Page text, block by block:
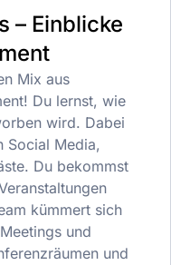
– Einblicke
Mix aus
Du lernst, wie
wird. Dabei
Social Media,
Du bekommst
kümmert sich
und
und